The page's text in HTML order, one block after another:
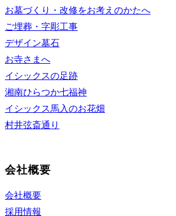
お墓づくり・改修をお考えのかたへ
ご埋葬・字彫工事
デザイン墓石
お寺さまへ
イシックスの足跡
湘南ひらつか七福神
イシックス馬入のお花畑
村井弦斎通り
会社概要
会社概要
採用情報